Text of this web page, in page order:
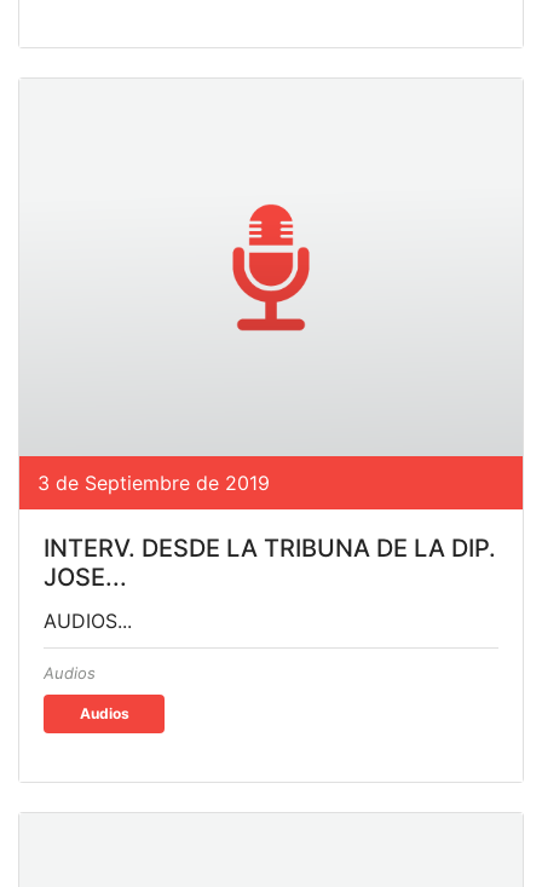
3 de Septiembre de 2019
INTERV. DESDE LA TRIBUNA DE LA DIP.
JOSE...
AUDIOS...
Audios
Audios